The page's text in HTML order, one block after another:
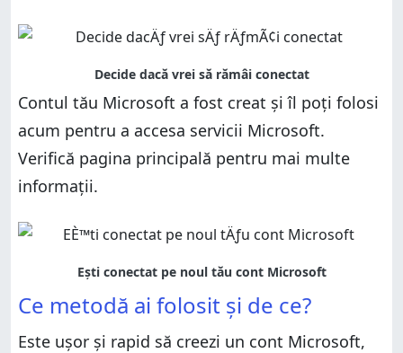
Contul tău Microsoft a fost creat și îl poți folosi
acum pentru a accesa servicii Microsoft.
Verifică pagina principală pentru mai multe
informații.
Ce metodă ai folosit și de ce?
Este ușor și rapid să creezi un cont Microsoft,